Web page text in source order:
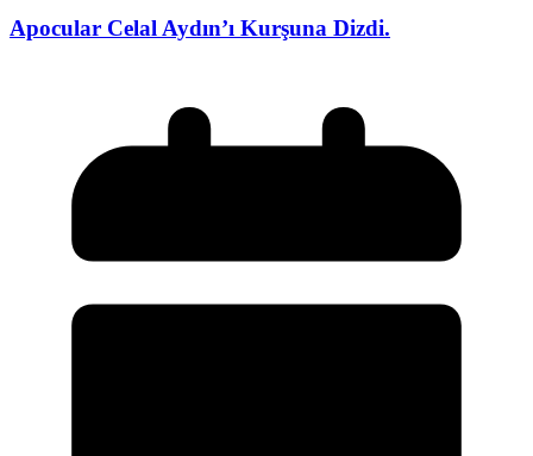
Apocular Celal Aydın’ı Kurşuna Dizdi.